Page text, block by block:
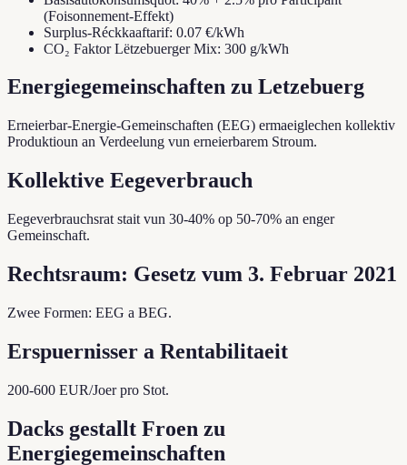
(Foisonnement-Effekt)
Surplus-Réckkaaftarif: 0.07 €/kWh
CO₂ Faktor Lëtzebuerger Mix: 300 g/kWh
Energiegemeinschaften zu Letzebuerg
Erneierbar-Energie-Gemeinschaften (EEG) ermaeiglechen kollektiv
Produktioun an Verdeelung vun erneierbarem Stroum.
Kollektive Eegeverbrauch
Eegeverbrauchsrat stait vun 30-40% op 50-70% an enger
Gemeinschaft.
Rechtsraum: Gesetz vum 3. Februar 2021
Zwee Formen: EEG a BEG.
Erspuernisser a Rentabilitaeit
200-600 EUR/Joer pro Stot.
Dacks gestallt Froen zu
Energiegemeinschaften